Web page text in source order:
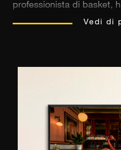
professionista di basket,
all’ottava arte. Compila,
per creare nuove
affascinanti. Ci sembrano
dettagli ci sono noti.
Vedi di